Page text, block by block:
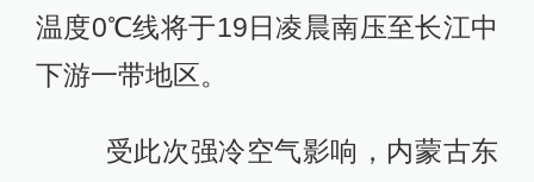
温度0℃线将于19日凌晨南压至长江中
下游一带地区。
受此次强冷空气影响，内蒙古东